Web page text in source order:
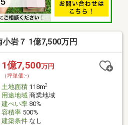
岩７ 1億7,500万円
1億7,500万円
（坪単価:-）
土地面積118m2
用途地域商業地域
建ぺい率80%
容積率500%
建築条件なし